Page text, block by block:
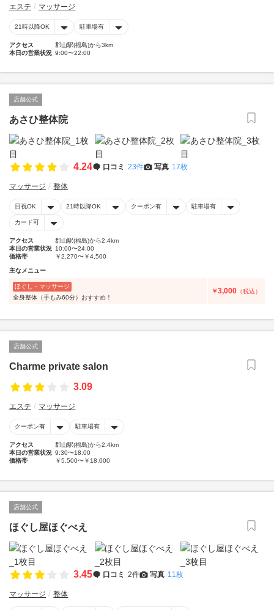
エステ マッサージ
21時以降OK 駐車場有
アクセス
郡山駅(福島)から3km
本日の営業状況 9:00〜22:00
店舗公式
あさひ整体院
4.24 口コミ 23件 写真 17枚
マッサージ 整体
日祝OK 21時以降OK クーポン有 駐車場有
カード可
アクセス
郡山駅(福島)から2.4km
本日の営業状況 10:00〜24:00
価格帯
￥2,270〜￥4,500
主なメニュー
ほぐし・マッサージ
全身整体（手もみ60分）おすすめ！
￥3,000 （税込）
店舗公式
Charme private salon
3.09
エステ マッサージ
クーポン有 駐車場有
アクセス
郡山駅(福島)から2.4km
本日の営業状況 9:30〜18:00
価格帯
￥5,500〜￥18,000
店舗公式
ほぐし屋ほぐべえ
3.45 口コミ 2件 写真 11枚
マッサージ 整体